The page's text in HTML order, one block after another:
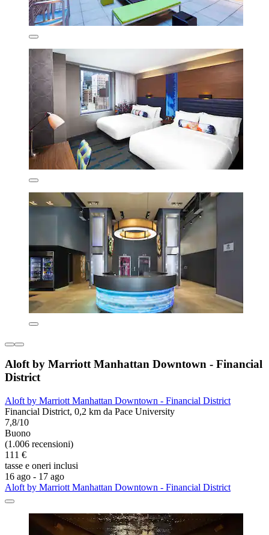
Aloft by Marriott Manhattan Downtown - Financial
District
Aloft by Marriott Manhattan Downtown - Financial District
Financial District, 0,2 km da Pace University
7,8/10
Buono
(1.006 recensioni)
111 €
tasse e oneri inclusi
16 ago - 17 ago
Aloft by Marriott Manhattan Downtown - Financial District